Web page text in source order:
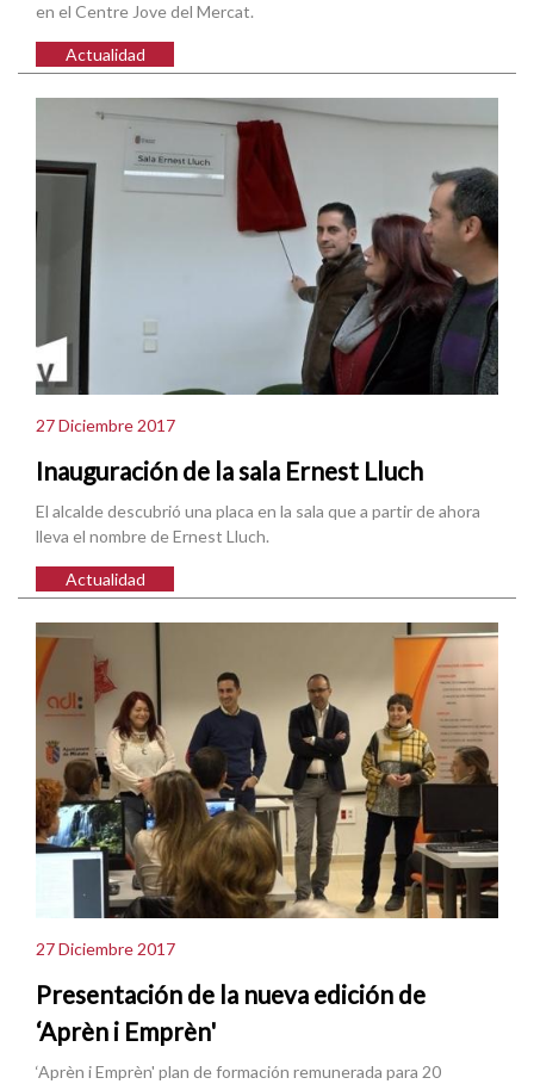
en el Centre Jove del Mercat.
Actualidad
27 Diciembre 2017
Inauguración de la sala Ernest Lluch
El alcalde descubrió una placa en la sala que a partir de ahora
lleva el nombre de Ernest Lluch.
Actualidad
27 Diciembre 2017
Presentación de la nueva edición de
‘Aprèn i Emprèn'
‘Aprèn i Emprèn' plan de formación remunerada para 20